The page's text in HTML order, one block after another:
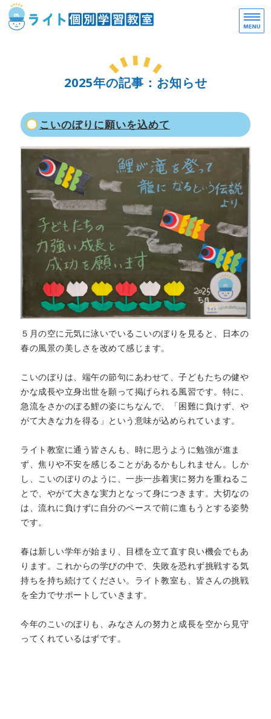
一
ご利用案内
教室概要
お問い合わせ
2025年の記事：お知らせ
こいのぼりに願いを込めて
５月の空に元気に泳いでいるこいのぼりを見ると、日本の
春の風景の美しさを改めて感じます。
こいのぼりは、端午の節句にあわせて、子どもたちの健や
かな成長や立身出世を願って掲げられる風習です。特に、
急流をさかのぼる鯉の姿にちなんで、「困難に負けず、や
がて大きな力を得る」という意味が込められています。
ライト教室に通う皆さんも、時に思うように勉強が進ま
ず、焦りや不安を感じることがあるかもしれません。しか
し、こいのぼりのように、一歩一歩着実に努力を重ねるこ
とで、やがて大きな実力となって身につきます。大切なの
は、流れに負けずに自分のペースで前に進もうとする姿勢
です。
春は新しい学年が始まり、目標を立て直す良い機会でもあ
ります。これからの学びの中で、失敗を恐れず挑戦する気
持ちを持ち続けてください。ライト教室も、皆さんの挑戦
を全力でサポートしていきます。
今年のこいのぼりも、みなさんの努力と成長を空から見守
ってくれているはずです。